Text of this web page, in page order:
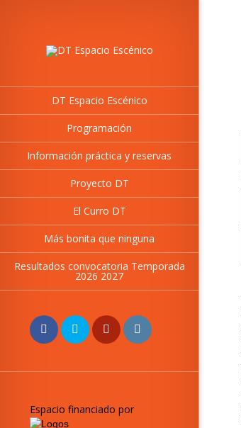
DT Espacio Escénico
Programación
Información práctica y reservas
Proyecto DT
El Curro DT
Más bonita que ninguna
Resultados convocatoria Temporada
2026 2027
Espacio financiado por